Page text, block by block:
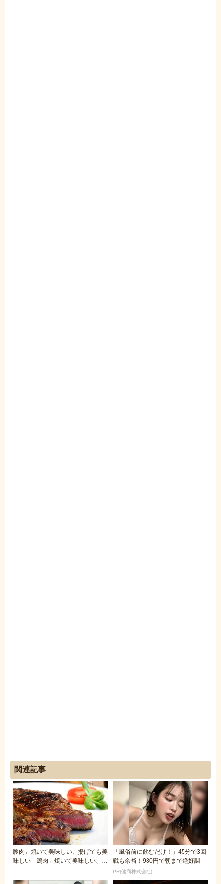
関連記事
豚肉←焼いて美味しい、揚げても美
味しい 鶏肉←焼いて美味しい、揚
「風俗前に飲むだけ！」45分で3回
戦も余裕！980円で朝まで絶好調
PR(健商株式会社)